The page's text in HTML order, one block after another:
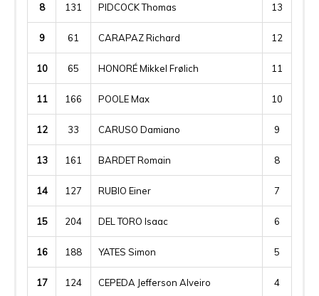
8 131 PIDCOCK Thomas 13
9 61 CARAPAZ Richard 12
10 65 HONORÉ Mikkel Frølich 11
11 166 POOLE Max 10
12 33 CARUSO Damiano 9
13 161 BARDET Romain 8
14 127 RUBIO Einer 7
15 204 DEL TORO Isaac 6
16 188 YATES Simon 5
17 124 CEPEDA Jefferson Alveiro 4